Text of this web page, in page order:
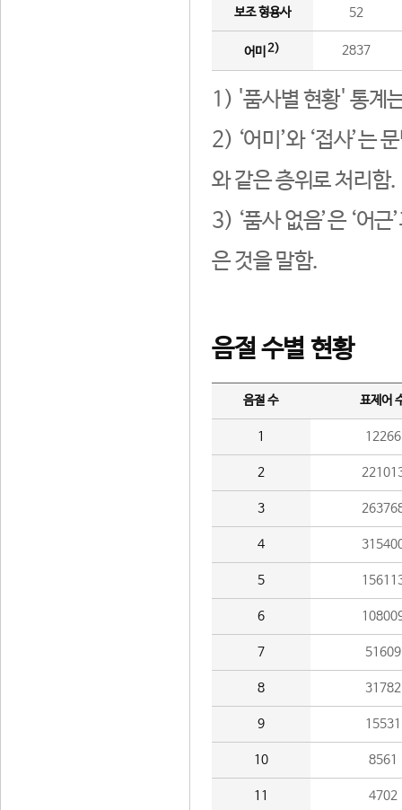
보조 형용사 52
어미 2) 2837
1) '품사별 현황' 통계
2) ‘어미’와 ‘접사’는
와 같은 층위로 처리함.
3) ‘품사 없음’은 ‘어
은 것을 말함.
음절 수별 현황
음절 수 표제어
1 12266
2
3
4
5
6
7 51609
8 31782
9 15531
10 8561
11 4702